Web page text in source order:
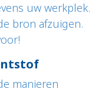
uw werkplek.
bron afzuigen.
manieren